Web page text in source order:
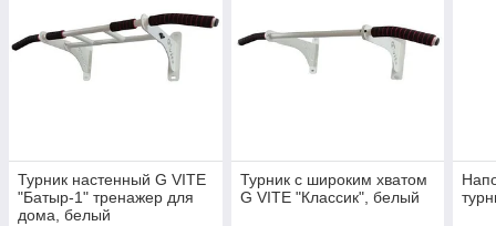
Турник настенный G VITE
"Батыр-1" тренажер для
дома, белый
Турник с широким хватом
G VITE "Классик", белый